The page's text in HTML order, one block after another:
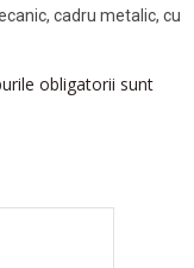
cadru metalic, cu
obligatorii sunt